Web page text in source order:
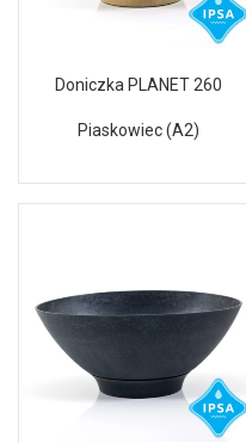
Doniczka PLANET 260
Piaskowiec (A2)